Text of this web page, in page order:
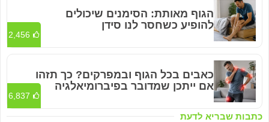
כתבות שבריא לדעת
הגוף מאותת: הסימנים שיכולים
להופיע כשחסר לנו סידן
2,456
כאבים בכל הגוף ובמפרקים? כך תזהו
אם ייתכן שמדובר בפיברומיאלגיה
6,837